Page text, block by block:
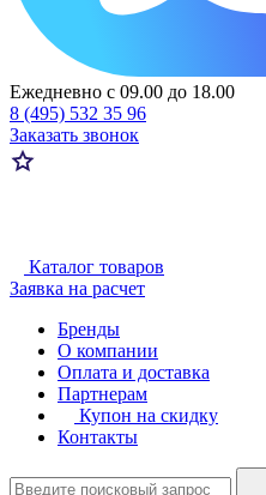
Ежедневно с 09.00 до 18.00
8 (495) 532 35 96
Заказать звонок
Каталог товаров
Заявка на расчет
Бренды
О компании
Оплата и доставка
Партнерам
Купон на скидку
Контакты